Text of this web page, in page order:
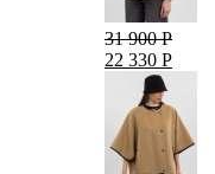
31 900 Р
22 330 Р